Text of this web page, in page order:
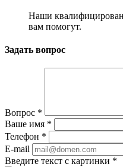
Наши
вам помогут.
Задать вопрос
Вопрос *
Ваше имя *
Телефон *
E-mail
Введите текст с картинки *